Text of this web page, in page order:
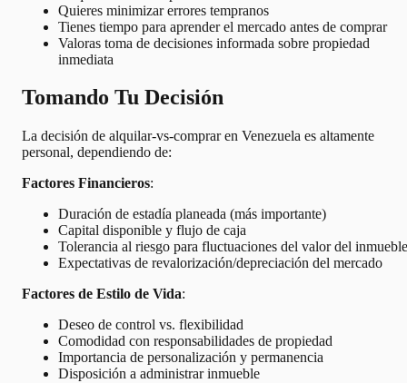
Quieres minimizar errores tempranos
Tienes tiempo para aprender el mercado antes de comprar
Valoras toma de decisiones informada sobre propiedad
inmediata
Tomando Tu Decisión
La decisión de alquilar-vs-comprar en Venezuela es altamente
personal, dependiendo de:
Factores Financieros:
Duración de estadía planeada (más importante)
Capital disponible y flujo de caja
Tolerancia al riesgo para fluctuaciones del valor del inmueble
Expectativas de revalorización/depreciación del mercado
Factores de Estilo de Vida:
Deseo de control vs. flexibilidad
Comodidad con responsabilidades de propiedad
Importancia de personalización y permanencia
Disposición a administrar inmueble